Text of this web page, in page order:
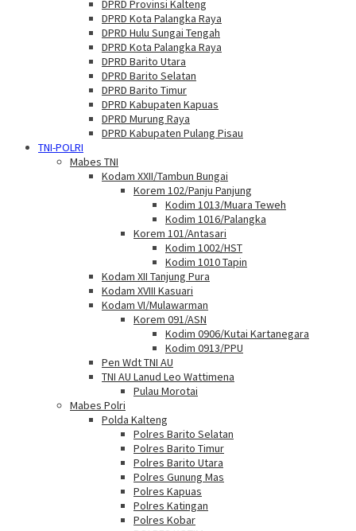
DPRD Provinsi Kalteng
DPRD Kota Palangka Raya
DPRD Hulu Sungai Tengah
DPRD Kota Palangka Raya
DPRD Barito Utara
DPRD Barito Selatan
DPRD Barito Timur
DPRD Kabupaten Kapuas
DPRD Murung Raya
DPRD Kabupaten Pulang Pisau
TNI-POLRI
Mabes TNI
Kodam XXII/Tambun Bungai
Korem 102/Panju Panjung
Kodim 1013/Muara Teweh
Kodim 1016/Palangka
Korem 101/Antasari
Kodim 1002/HST
Kodim 1010 Tapin
Kodam XII Tanjung Pura
Kodam XVIII Kasuari
Kodam VI/Mulawarman
Korem 091/ASN
Kodim 0906/Kutai Kartanegara
Kodim 0913/PPU
Pen Wdt TNI AU
TNI AU Lanud Leo Wattimena
Pulau Morotai
Mabes Polri
Polda Kalteng
Polres Barito Selatan
Polres Barito Timur
Polres Barito Utara
Polres Gunung Mas
Polres Kapuas
Polres Katingan
Polres Kobar